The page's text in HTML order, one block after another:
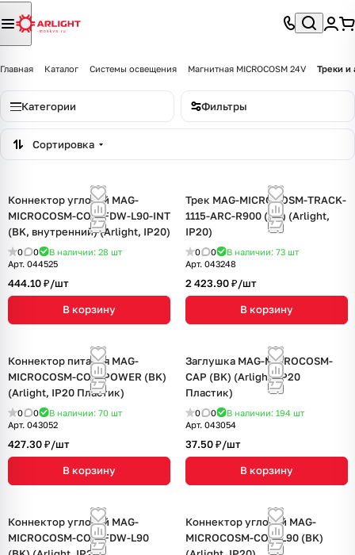
Главная Каталог Системы освещения Магнитная MICROCOSM 24V Треки и
Категории Фильтры
Сортировка
Коннектор угловой MAG-
MICROCOSM-CON-FDW-L90-INT
(BK, внутренний) (Arlight, IP20)
0 0 В наличии: 28 шт
Арт. 044525
444.10 ₽/шт
В корзину
Трек MAG-MICROCOSM-TRACK-
1115-ARC-R900 (BK) (Arlight,
IP20)
0 0 В наличии: 73 шт
Арт. 043248
2 423.90 ₽/шт
В корзину
Коннектор питания MAG-
MICROCOSM-CON-POWER (BK)
(Arlight, IP20 Пластик)
0 0 В наличии: 70 шт
Арт. 043052
427.30 ₽/шт
В корзину
Заглушка MAG-MICROCOSM-
CAP (BK) (Arlight, IP20
Пластик)
0 0 В наличии: 194 шт
Арт. 043054
37.50 ₽/шт
В корзину
Коннектор угловой MAG-
MICROCOSM-CON-FDW-L90
Коннектор угловой MAG-
MICROCOSM-CON-L90 (BK)